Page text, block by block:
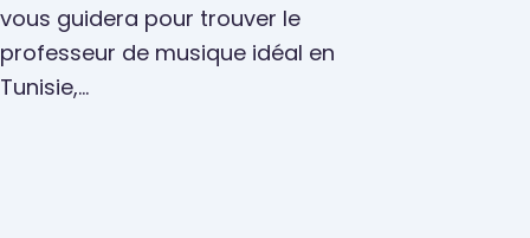
vous guidera pour trouver le
professeur de musique idéal en
Tunisie,…